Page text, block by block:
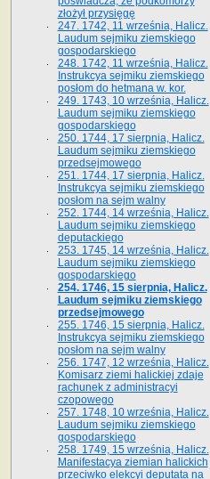
złożył przysięgę
247. 1742, 11 września, Halicz.
Laudum sejmiku ziemskiego
gospodarskiego
248. 1742, 11 września, Halicz.
Instrukcya sejmiku ziemskiego
posłom do hetmana w. kor.
249. 1743, 10 września, Halicz.
Laudum sejmiku ziemskiego
gospodarskiego
250. 1744, 17 sierpnia, Halicz.
Laudum sejmiku ziemskiego
przedsejmowego
251. 1744, 17 sierpnia, Halicz.
Instrukcya sejmiku ziemskiego
posłom na sejm walny
252. 1744, 14 września, Halicz.
Laudum sejmiku ziemskiego
deputackiego
253. 1745, 14 września, Halicz.
Laudum sejmiku ziemskiego
gospodarskiego
254. 1746, 15 sierpnia, Halicz.
Laudum sejmiku ziemskiego
przedsejmowego
255. 1746, 15 sierpnia, Halicz.
Instrukcya sejmiku ziemskiego
posłom na sejm walny
256. 1747, 12 września, Halicz.
Komisarz ziemi halickiej zdaje
rachunek z administracyi
czopowego
257. 1748, 10 września, Halicz.
Laudum sejmiku ziemskiego
gospodarskiego
258. 1749, 15 września, Halicz.
Manifestacya ziemian halickich
przeciwko elekcyi deputata na